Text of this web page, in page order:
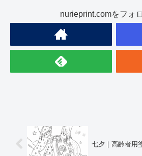
nurieprint.comをフォ
七夕｜高齢者用